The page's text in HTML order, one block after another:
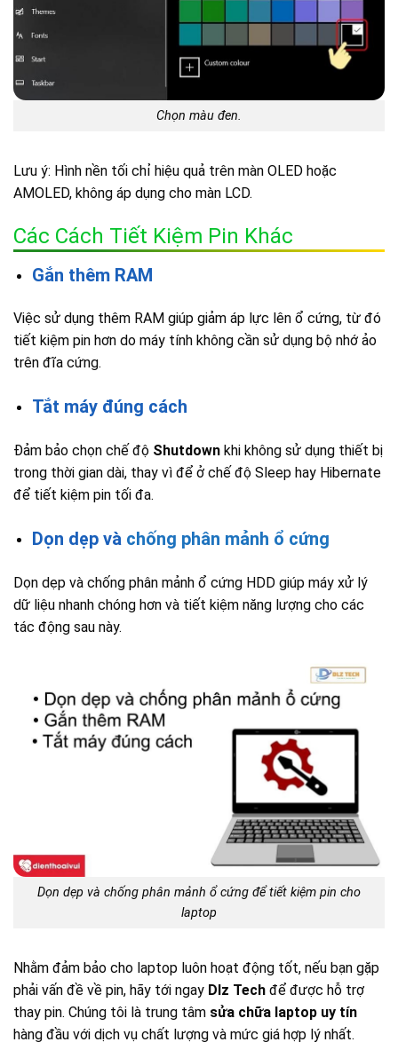
Chọn màu đen.
Lưu ý: Hình nền tối chỉ hiệu quả trên màn OLED hoặc
AMOLED, không áp dụng cho màn LCD.
Các Cách Tiết Kiệm Pin Khác
Gắn thêm RAM
Việc sử dụng thêm RAM giúp giảm áp lực lên ổ cứng, từ đó
tiết kiệm pin hơn do máy tính không cần sử dụng bộ nhớ ảo
trên đĩa cứng.
Tắt máy đúng cách
Đảm bảo chọn chế độ Shutdown khi không sử dụng thiết bị
trong thời gian dài, thay vì để ở chế độ Sleep hay Hibernate
để tiết kiệm pin tối đa.
Dọn dẹp và chống phân mảnh ổ cứng
Dọn dẹp và chống phân mảnh ổ cứng HDD giúp máy xử lý
dữ liệu nhanh chóng hơn và tiết kiệm năng lượng cho các
tác động sau này.
Dọn dẹp và chống phân mảnh ổ cứng để tiết kiệm pin cho
laptop
Nhằm đảm bảo cho laptop luôn hoạt động tốt, nếu bạn gặp
phải vấn đề về pin, hãy tới ngay Dlz Tech để được hỗ trợ
thay pin. Chúng tôi là trung tâm sửa chữa laptop uy tín
hàng đầu với dịch vụ chất lượng và mức giá hợp lý nhất.